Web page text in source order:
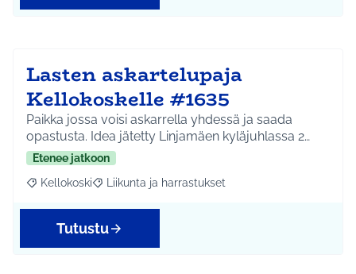
Lasten askartelupaja
Kellokoskelle #1635
Paikka jossa voisi askarrella yhdessä ja saada
opastusta. Idea jätetty Linjamäen kyläjuhlassa 2…
Etenee jatkoon
Rajaa tulokset aihepiirin mukaan: Kellokoski
Kellokoski Rajaa tulokset teeman mukaan: Liikunta ja
Liikunta ja harrastukset
Tutustu